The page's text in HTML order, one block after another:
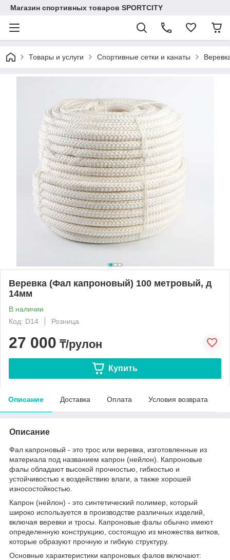
Магазин спортивных товаров SPORTCITY
Товары и услуги Спортивные сетки и канаты
Веревка (Фал капроновый) 100 метровый, д
14мм
В наличии
Код: D14
Розница
27 000 ₸/рулон
Купить
Описание Доставка Оплата Условия возврата
Описание
Фал капроновый - это трос или веревка, изготовленные из
материала под названием капрон (нейлон). Капроновые
фалы обладают высокой прочностью, гибкостью и
устойчивостью к воздействию влаги, а также хорошей
износостойкостью.
Капрон (нейлон) - это синтетический полимер, который
широко используется в производстве различных изделий,
включая веревки и тросы. Капроновые фалы обычно имеют
определенную конструкцию, состоящую из множества витков,
которые образуют прочную и гибкую структуру.
Основные характеристики капроновых фалов включают: